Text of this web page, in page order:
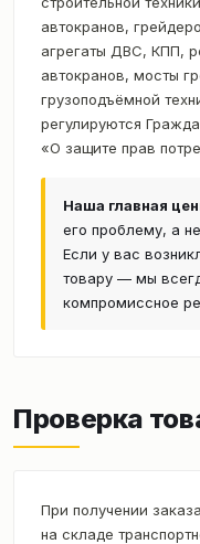
автокранов,
агрегаты ДВС, КПП,
автокранов, мосты
грузоподъёмной
регулируются
«О защите прав
Наша главная
его проблему, а
Если у вас
товару — мы
компромиссное
Проверка
При получении
на складе